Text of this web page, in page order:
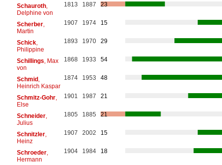
Schauroth,
Delphine von
1813 1887 23
Scherber,
Martin
1907 1974 15
Schick,
Philippine
1893 1970 29
Schillings , Max
von
1868 1933 54
Schmid,
Heinrich Kaspar
1874 1953 48
Schmitz-Gohr,
Else
1901 1987 21
Schneider,
Julius
1805 1885 21
Schnitzler,
Heinz
1907 2002 15
Schroeder,
Hermann
1904 1984 18